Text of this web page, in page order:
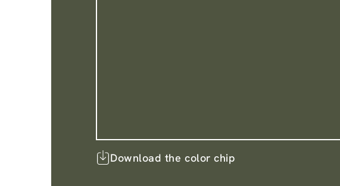
Download the color chip